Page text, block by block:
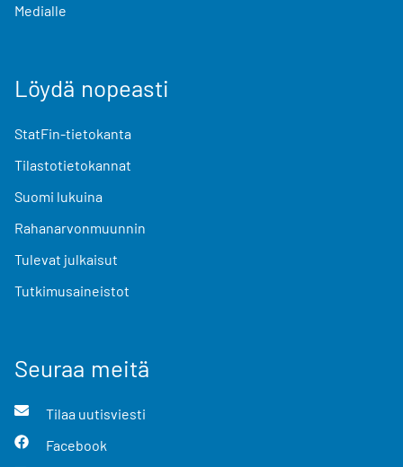
Medialle
Löydä nopeasti
StatFin-tietokanta
Tilastotietokannat
Suomi lukuina
Rahanarvonmuunnin
Tulevat julkaisut
Tutkimusaineistot
Seuraa meitä
Tilaa uutisviesti
Facebook